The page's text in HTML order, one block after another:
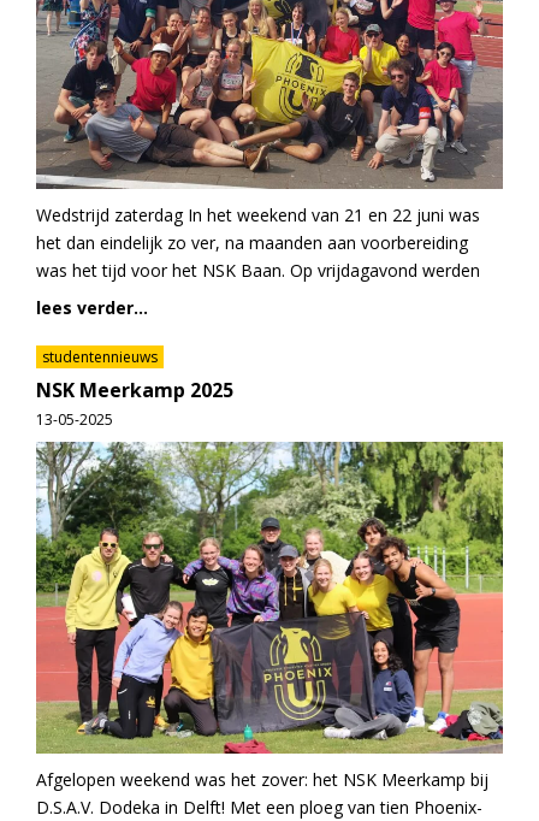
Wedstrijd zaterdag In het weekend van 21 en 22 juni was
het dan eindelijk zo ver, na maanden aan voorbereiding
was het tijd voor het NSK Baan. Op vrijdagavond werden
lees verder...
studentennieuws
NSK Meerkamp 2025
13-05-2025
Afgelopen weekend was het zover: het NSK Meerkamp bij
D.S.A.V. Dodeka in Delft! Met een ploeg van tien Phoenix-